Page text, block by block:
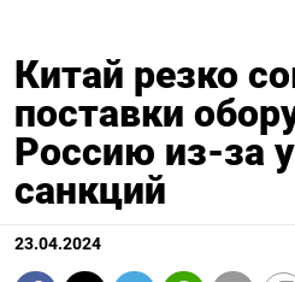
Китай резко
поставки
Россию из-за
санкций
23.04.2024